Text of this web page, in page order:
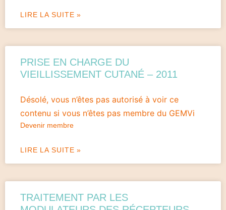
LIRE LA SUITE »
PRISE EN CHARGE DU
VIEILLISSEMENT CUTANÉ – 2011
Désolé, vous n’êtes pas autorisé à voir ce
contenu si vous n’êtes pas membre du GEMVi
Devenir membre
LIRE LA SUITE »
TRAITEMENT PAR LES